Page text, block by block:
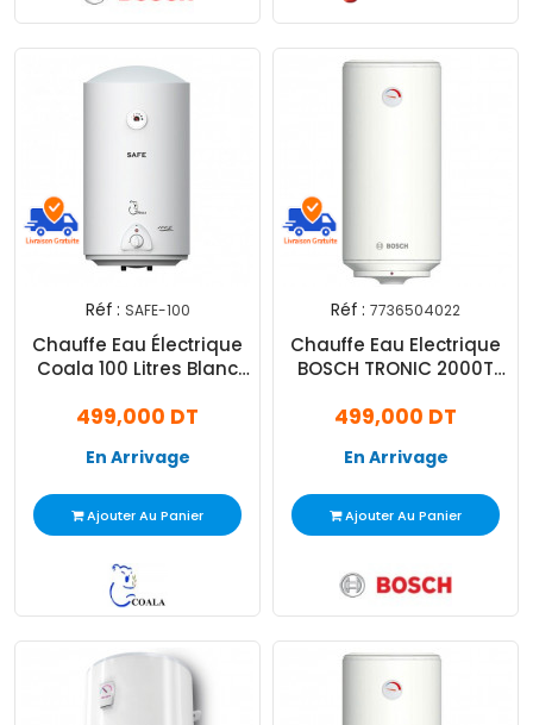
Réf : SAFE-100
Chauffe Eau Électrique
Coala 100 Litres Blanc
499,000 DT
En Arrivage
Ajouter Au Panier
Réf : 7736504022
Chauffe Eau Electrique
BOSCH TRONIC 2000T
499,000 DT
En Arrivage
Ajouter Au Panier